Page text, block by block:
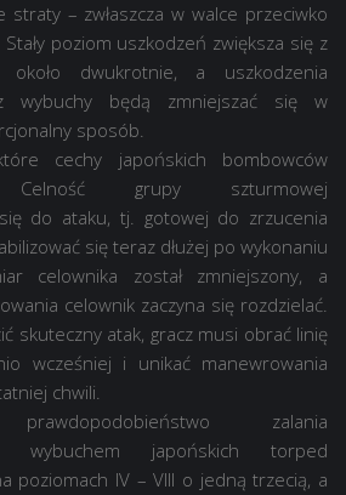
straty – zwłaszcza w walce przeciwko
poziom uszkodzeń zwiększa się z
około dwukrotnie, a uszkodzenia
wybuchy będą zmniejszać się w
sposób.
cechy japońskich bombowców
Celność grupy szturmowej
do ataku, tj. gotowej do zrzucenia
się teraz dłużej po wykonaniu
celownika został zmniejszony, a
celownik zaczyna się rozdzielać.
skuteczny atak, gracz musi obrać linię
wcześniej i unikać manewrowania
chwili.
zalania
wybuchem japońskich torped
poziomach IV – VIII o jedną trzecią, a